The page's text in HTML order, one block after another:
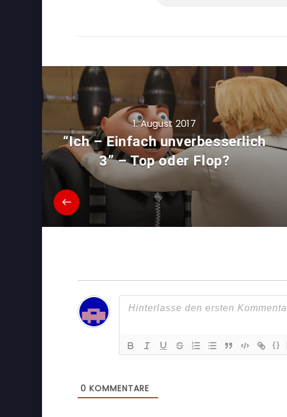
1. August 2017
“Ich – Einfach unverbesserlich
3” – Top oder Flop?
{}
0 KOMMENTARE